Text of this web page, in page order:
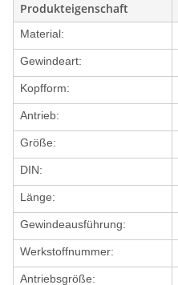
Produkteigenschaft
Material:
Gewindeart:
Kopfform:
Antrieb:
Größe:
DIN:
Länge:
Gewindeausführung:
Werkstoffnummer:
Antriebsgröße: